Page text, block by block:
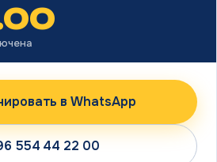
в WhatsApp
554 44 22 00